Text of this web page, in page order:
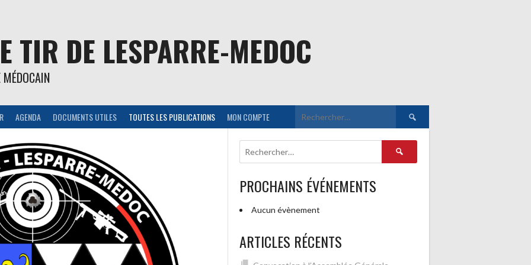
TIR DE LESPARRE-MEDOC
AGENDA DOCUMENTS UTILES TOUTES LES PUBLICATIONS MON COMPTE Rechercher :
Rechercher :
PROCHAINS ÉVÉNEMENTS
Aucun évènement
ARTICLES RÉCENTS